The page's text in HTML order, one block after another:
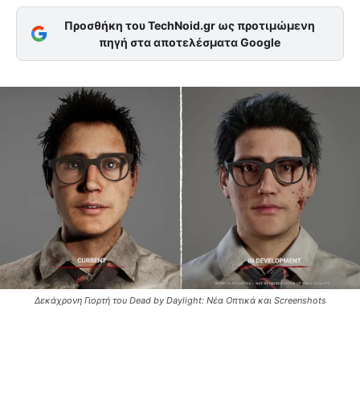
Προσθήκη του TechNoid.gr ως προτιμώμενη
πηγή στα αποτελέσματα Google
Δεκάχρονη Γιορτή του Dead by Daylight: Νέα Οπτικά και Screenshots